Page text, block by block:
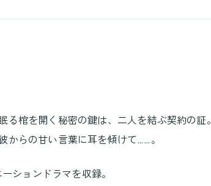
棺を開く秘密の鍵は、二人を結ぶ契約の証。
からの甘い言葉に耳を傾けて……。
ションドラマを収録。